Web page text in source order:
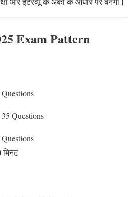
Exam Pattern
Questions